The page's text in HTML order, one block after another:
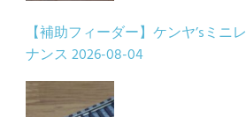
【補助フィーダー】ケンヤ’sミニ
ナンス 2026-08-04